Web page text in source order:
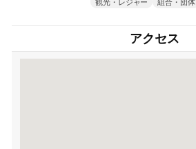
アクセス